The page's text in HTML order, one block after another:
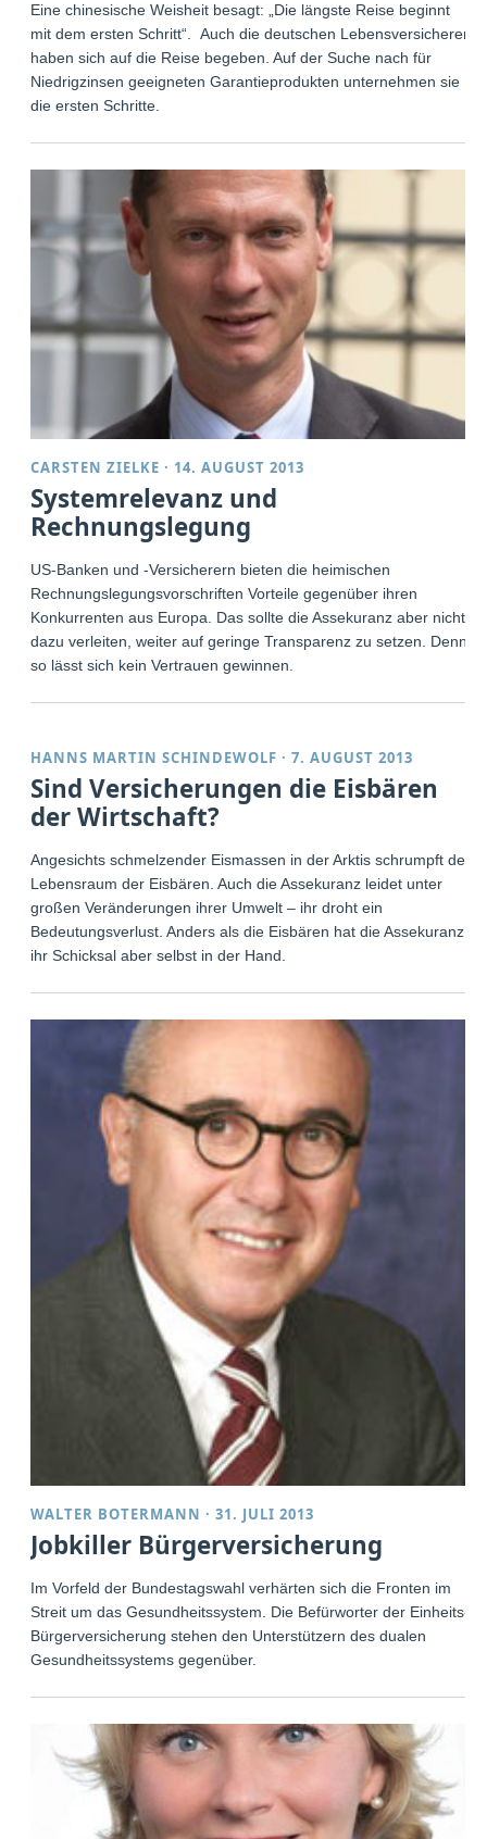
Eine chinesische Weisheit besagt: „Die längste Reise beginnt
mit dem ersten Schritt“. Auch die deutschen Lebensversicherer
haben sich auf die Reise begeben. Auf der Suche nach für
Niedrigzinsen geeigneten Garantieprodukten unternehmen sie
die ersten Schritte.
CARSTEN ZIELKE · 14. AUGUST 2013
Systemrelevanz und
Rechnungslegung
US-Banken und -Versicherern bieten die heimischen
Rechnungslegungsvorschriften Vorteile gegenüber ihren
Konkurrenten aus Europa. Das sollte die Assekuranz aber nicht
dazu verleiten, weiter auf geringe Transparenz zu setzen. Denn
so lässt sich kein Vertrauen gewinnen.
HANNS MARTIN SCHINDEWOLF ·7. AUGUST 2013
Sind Versicherungen die Eisbären
der Wirtschaft?
Angesichts schmelzender Eismassen in der Arktis schrumpft der
Lebensraum der Eisbären. Auch die Assekuranz leidet unter
großen Veränderungen ihrer Umwelt – ihr droht ein
Bedeutungsverlust. Anders als die Eisbären hat die Assekuranz
ihr Schicksal aber selbst in der Hand.
WALTER BOTERMANN ·31. JULI 2013
Jobkiller Bürgerversicherung
Im Vorfeld der Bundestagswahl verhärten sich die Fronten im
Streit um das Gesundheitssystem. Die Befürworter der Einheits-
Bürgerversicherung stehen den Unterstützern des dualen
Gesundheitssystems gegenüber.